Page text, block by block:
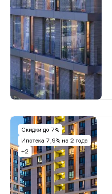
Скидки до 7%
Ипотека 7,9% на 2 года
+2